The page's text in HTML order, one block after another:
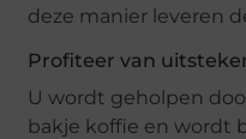
deze manier leveren
Profiteer van
U wordt geholpen
bakje koffie en wordt